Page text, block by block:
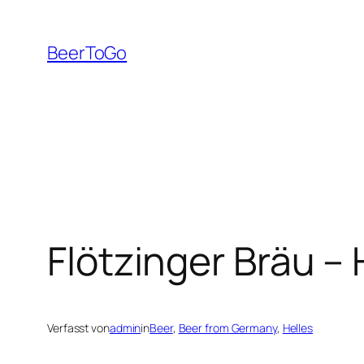
Inhalt
springen
BeerToGo
Flötzinger Bräu –
Verfasst vonadmininBeer, Beer from Germany, Helles